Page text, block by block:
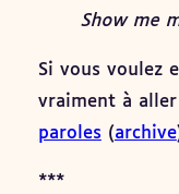
Show me
Si vous voulez
vraiment à
paroles (archive
***